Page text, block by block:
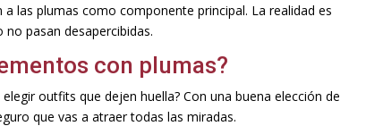
las plumas como componente principal. La realidad es
pasan desapercibidas.
con plumas?
outfits que dejen huella? Con una buena elección de
que vas a atraer todas las miradas.